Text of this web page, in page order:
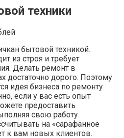
техники
бытовой техникой.
из строя и требует
Делать ремонт в
достаточно дорого. Поэтому
идея бизнеса по ремонту
если у вас есть опыт
предоставить
свою работу
на «сарафанное
к вам новых клиентов.